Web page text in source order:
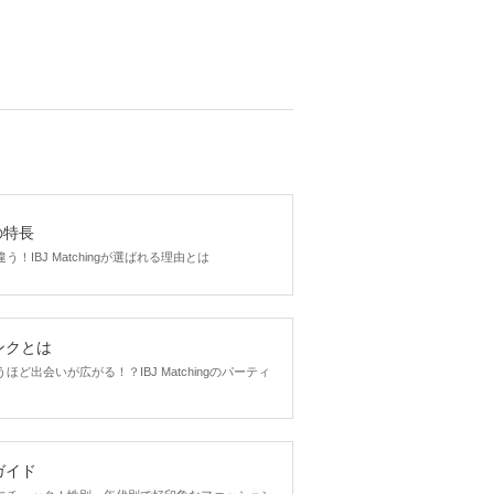
・正社員
使ってい
っている
特長
う！IBJ Matchingが選ばれる理由とは
クとは
ほど出会いが広がる！？IBJ Matchingのパーティ
イド